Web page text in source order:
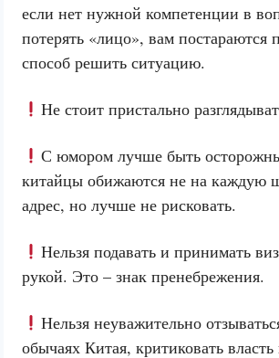
если нет нужной компетенции в
потерять «лицо», вам постараются
способ решить ситуацию.
Не стоит пристально
С юмором лучше быть
китайцы обижаются не на каждую
адрес, но лучше не рисковать.
Нельзя подавать и принимать
рукой. Это – знак пренебрежения.
Нельзя неуважительно
обычаях Китая, критиковать